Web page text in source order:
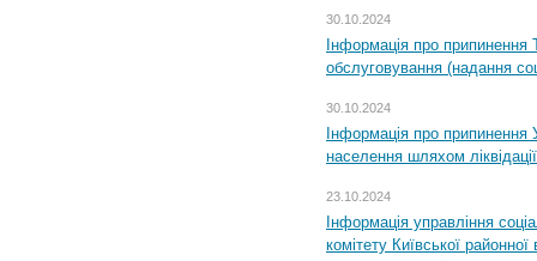
30.10.2024
Інформація про припинення
обслуговування (надання
30.10.2024
Інформація про припинення
населення шляхом ліквідації
23.10.2024
Інформація управління
комітету Київської